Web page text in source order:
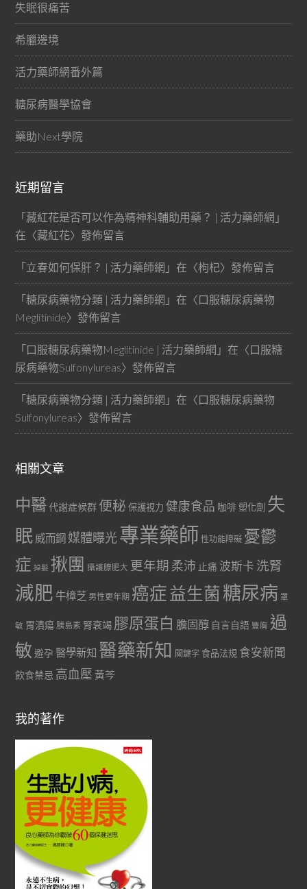
失眠很痛苦
希臘邊境
活力藥師網番外篇
糖尿病醫學協會
藥助Next學院
近期留言
「藏紅花是否可以作為精神科輔助用藥？ | 活力藥師網 」
在〈藏紅花〉發佈留言
「立春如何保肝？ | 活力藥師網 」在〈枸杞〉發佈留言
「糖尿病藥物分類 | 活力藥師網 」在〈口服糖尿病藥物
Meglitinide〉發佈留言
「口服糖尿病藥物Meglitinide | 活力藥師網 」在〈口服糖
尿病藥物Sulfonylureas〉發佈留言
「糖尿病藥物分類 | 活力藥師網 」在〈口服糖尿病藥物
Sulfonylureas〉發佈留言
相關文章
中醫代謝症候群 便秘 保護視力 健康食品 咖啡 塑化劑 失
眠 威而鋼 媒體曝光專業藥師 性功能障礙 憂鬱
症 掉髮 揪團 攝護腺肥大 更年期 柔沛 止痛 波斯卡 洗腎
減肥 牛樟芝 男性更年期 癌症益生菌 糖尿病 罩
敏 胃潰瘍 胰島素 腎衰竭 膠原蛋白 膽固醇 自言自語 豐胸 過
敏 避孕 醫學新知 醫藥新知 關鍵字 食品法規 食安新聞
飲食禁忌 高血壓 黃芩
我的著作